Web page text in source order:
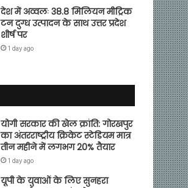
देश में अव्वलः 38.8 मिलियन मीट्रिक
टन दुग्ध उत्पादन के साथ उत्तर प्रदेश
शीर्ष पर
1 day ago
योगी सरकार की खेल क्रांति: गोरखपुर
का अंतरराष्ट्रीय क्रिकेट स्टेडियम मात्र
तीन महीने में लगभग 20% तैयार
1 day ago
यूपी के युवाओं के लिए सुनहरा